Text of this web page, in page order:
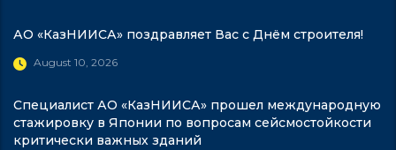
АО «КазНИИСА» поздравляет Вас с Днём строителя!
August 10, 2026
Специалист АО «КазНИИСА» прошел международную
стажировку в Японии по вопросам сейсмостойкости
критически важных зданий